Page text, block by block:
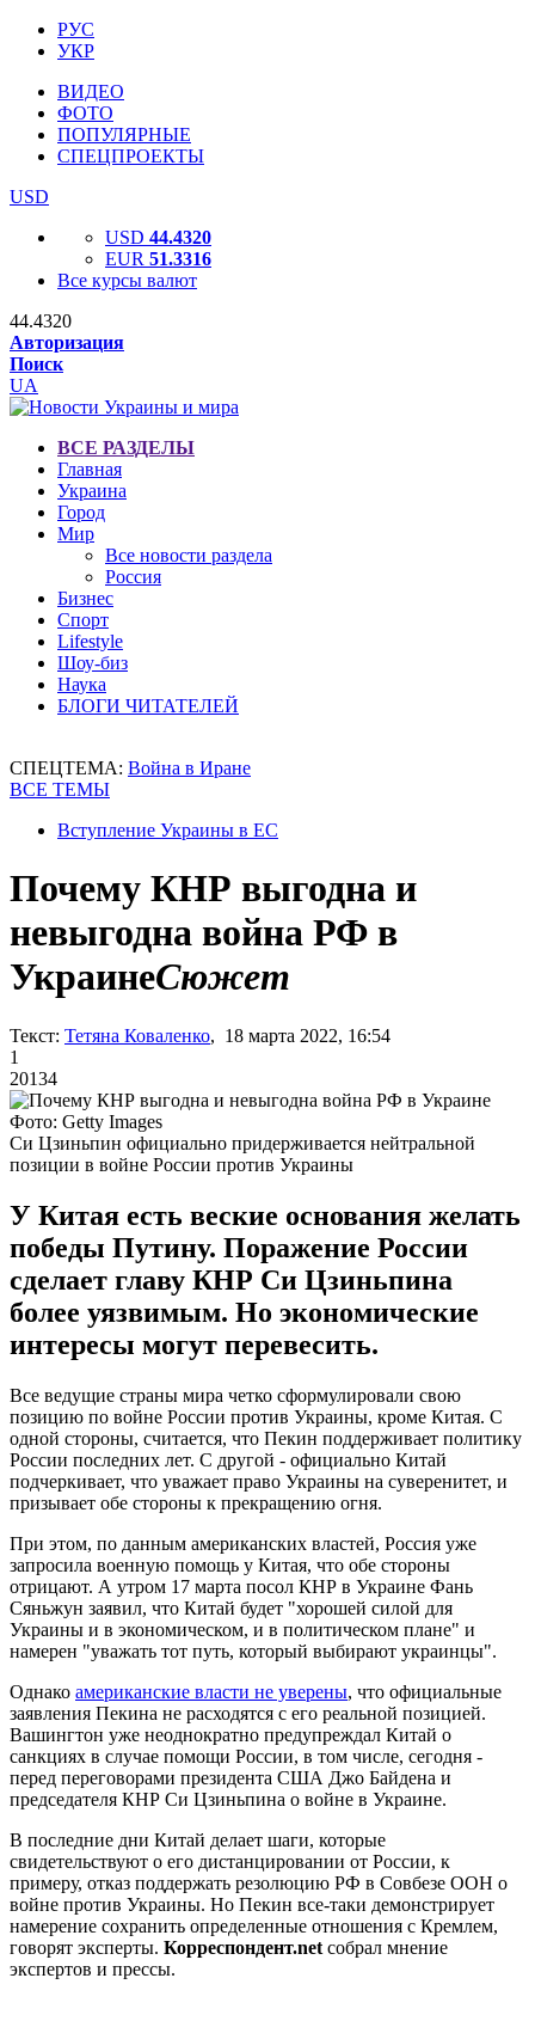
РУС
УКР
ВИДЕО
ФОТО
ПОПУЛЯРНЫЕ
СПЕЦПРОЕКТЫ
USD
USD 44.4320
EUR 51.3316
Все курсы валют
44.4320
Авторизация
Поиск
UA
ВСЕ РАЗДЕЛЫ
Главная
Украина
Город
Мир
Все новости раздела
Россия
Бизнес
Спорт
Lifestyle
Шоу-биз
Наука
БЛОГИ ЧИТАТЕЛЕЙ
СПЕЦТЕМА: Война в Иране
ВСЕ ТЕМЫ
Вступление Украины в ЕС
Почему КНР выгодна и
невыгодна война РФ в
УкраинеСюжет
Текст: Тетяна Коваленко, 18 марта 2022, 16:54
1
20134
Фото: Getty Images
Си Цзиньпин официально придерживается нейтральной
позиции в войне России против Украины
У Китая есть веские основания желать
победы Путину. Поражение России
сделает главу КНР Си Цзиньпина
более уязвимым. Но экономические
интересы могут перевесить.
Все ведущие страны мира четко сформулировали свою
позицию по войне России против Украины, кроме Китая. С
одной стороны, считается, что Пекин поддерживает политику
России последних лет. С другой - официально Китай
подчеркивает, что уважает право Украины на суверенитет, и
призывает обе стороны к прекращению огня.
При этом, по данным американских властей, Россия уже
запросила военную помощь у Китая, что обе стороны
отрицают. А утром 17 марта посол КНР в Украине Фань
Сяньжун заявил, что Китай будет "хорошей силой для
Украины и в экономическом, и в политическом плане" и
намерен "уважать тот путь, который выбирают украинцы".
Однако американские власти не уверены, что официальные
заявления Пекина не расходятся с его реальной позицией.
Вашингтон уже неоднократно предупреждал Китай о
санкциях в случае помощи России, в том числе, сегодня -
перед переговорами президента США Джо Байдена и
председателя КНР Си Цзиньпина о войне в Украине.
В последние дни Китай делает шаги, которые
свидетельствуют о его дистанцировании от России, к
примеру, отказ поддержать резолюцию РФ в Совбезе ООН о
войне против Украины. Но Пекин все-таки демонстрирует
намерение сохранить определенные отношения с Кремлем,
говорят эксперты. Корреспондент.net собрал мнение
экспертов и прессы.